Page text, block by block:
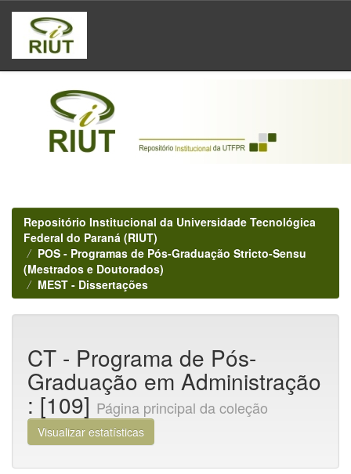
Skip
navigation
Repositório Institucional da Universidade Tecnológica
Federal do Paraná (RIUT)
POS - Programas de Pós-Graduação Stricto-Sensu
(Mestrados e Doutorados)
MEST - Dissertações
CT - Programa de Pós-
Graduação em Administração
: [109] Página principal da coleção
Visualizar estatísticas